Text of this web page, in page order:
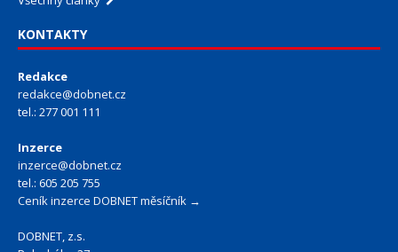
KONTAKTY
Redakce
redakce@dobnet.cz
tel.: 277 001 111
Inzerce
inzerce@dobnet.cz
tel.: 605 205 755
Ceník inzerce DOBNET měsíčník →
DOBNET, z.s.